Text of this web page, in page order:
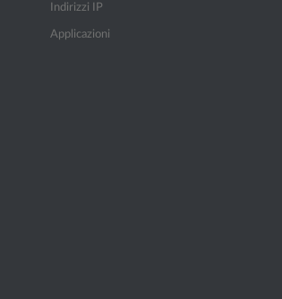
Indirizzi IP
Applicazioni